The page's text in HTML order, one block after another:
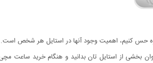
حس کنیم، اهمیت وجود آنها در استایل هر شخص
بخشی از استایل تان بدانید و هنگام خرید ساعت